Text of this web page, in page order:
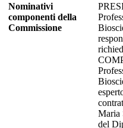
Nominativi
componenti della
Commissione
Maria
del